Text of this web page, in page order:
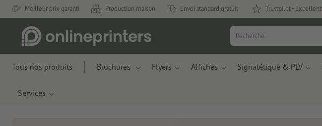
Meilleur prix garanti Production maison Envoi standard gratuit Trustpilot - Excellent
Tous nos produits Brochures Flyers Affiches Signalétique & PLV
Services